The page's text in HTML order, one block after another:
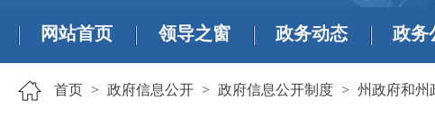
网站首页 领导之窗 政务动态 政务
首页 > 政府信息公开 > 政府信息公开制度 > 州政府和州